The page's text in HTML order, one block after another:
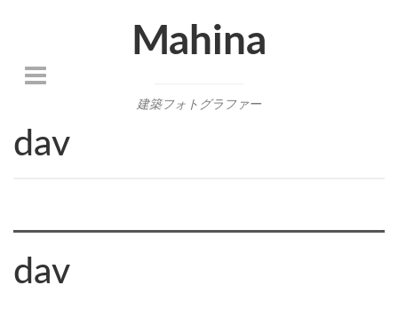
Mahina
建築フォトグラファー
dav
dav